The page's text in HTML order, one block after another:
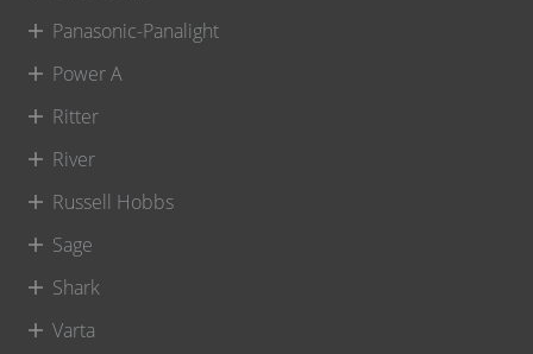
Panasonic-Panalight
Power A
Ritter
River
Russell Hobbs
Sage
Shark
Varta